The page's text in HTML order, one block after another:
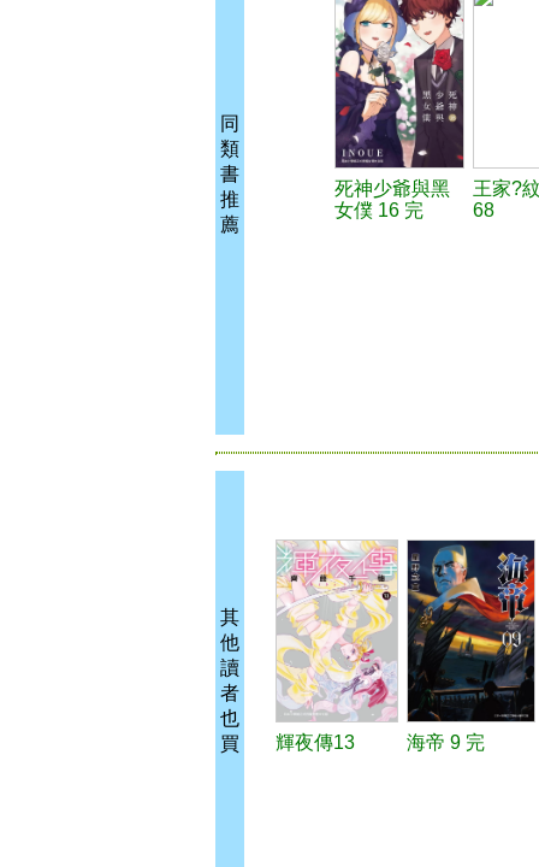
同
類
書
推
薦
死神少爺與黑
女僕 16 完
王家?
68
其
他
讀
者
也
買
輝夜傳13 海帝 9 完